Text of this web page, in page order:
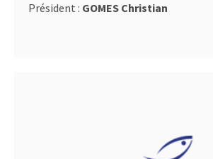
Président : GOMES Christian